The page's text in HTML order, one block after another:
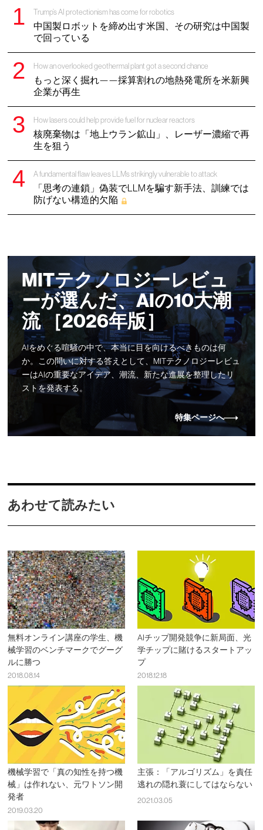
Trump’s AI protectionism has come for robotics
中国製ロボットを締め出す米国、その研究は中国製
で回っている
How an overlooked geothermal plant got a second chance
もっと深く掘れ——採算割れの地熱発電所を米新興
企業が再生
How lasers could help provide fuel for nuclear reactors
核廃棄物は「地上ウラン鉱山」、レーザー濃縮で再
生を狙う
A fundamental flaw leaves LLMs strikingly vulnerable to attack
「思考の連鎖」偽装でLLMを騙す新手法、訓練では
防げない構造的欠陥
MITテクノロジーレビュ
ーが選んだ、AIの10大潮
流 ［2026年版］
AIをめぐる喧騒の中で、本当に目を向けるべきものは何
か。この問いに対する答えとして、MITテクノロジーレビュ
ーはAIの重要なアイデア、潮流、新たな進展を整理したリ
ストを発表する。
特集ページへ
あわせて読みたい
無料オンライン講座の学生、機
械学習のベンチマークでグーグ
ルに勝つ
2018.08.14
AIチップ開発競争に新局面、光
学チップに賭けるスタートアッ
プ
2018.12.18
機械学習で「真の知性を持つ機
械」は作れない、元ワトソン開
発者
2019.03.20
主張：「アルゴリズム」を責任
逃れの隠れ蓑にしてはならない
2021.03.05